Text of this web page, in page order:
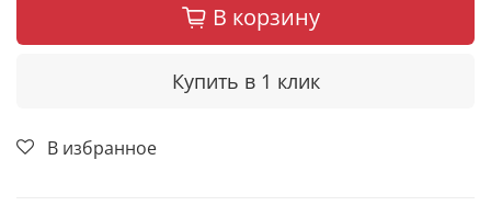
В корзину
Купить в 1 клик
В избранное